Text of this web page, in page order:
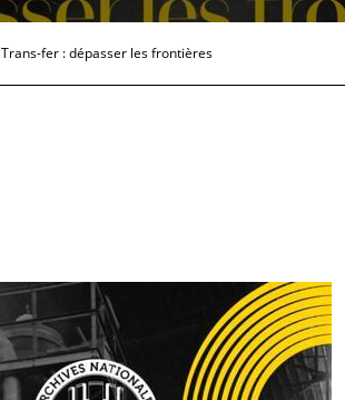
Trans-fer : dépasser les frontières